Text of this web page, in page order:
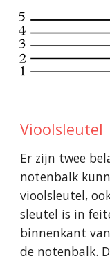
Vioolsleutel
Er zijn twee
notenbalk
vioolsleutel,
sleutel is in
binnenkant
de notenbalk.